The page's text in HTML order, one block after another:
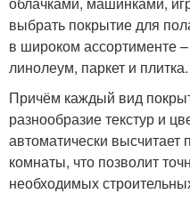
выбрать покрытие для
в широком ассортименте
линолеум, паркет и плитка.
Причём каждый вид
разнообразие текстур и
автоматически
комнаты, что позволит
необходимых